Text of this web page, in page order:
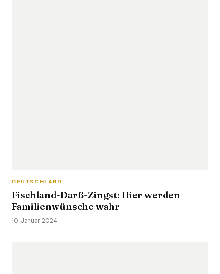
DEUTSCHLAND
Fischland-Darß-Zingst: Hier werden
Familienwünsche wahr
10. Januar 2024